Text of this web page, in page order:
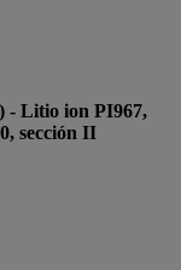
- Litio ion PI967,
sección II